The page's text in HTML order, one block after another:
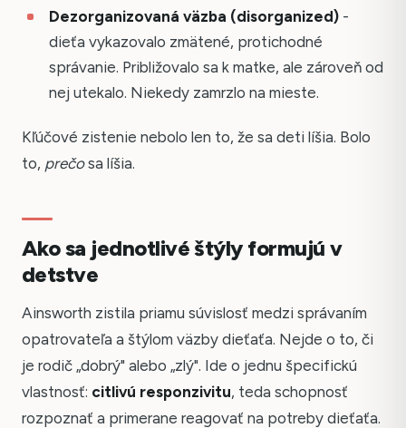
Dezorganizovaná väzba (disorganized)-
dieťa vykazovalo zmätené, protichodné
správanie. Približovalo sa k matke, ale zároveň od
nej utekalo. Niekedy zamrzlo na mieste.
Kľúčové zistenie nebolo len to, že sa deti líšia. Bolo
to, prečosa líšia.
Ako sa jednotlivé štýly formujú v
detstve
Ainsworth zistila priamu súvislosť medzi správaním
opatrovateľa a štýlom väzby dieťaťa. Nejde o to, či
je rodič „dobrý" alebo „zlý". Ide o jednu špecifickú
vlastnosť: citlivú responzivitu, teda schopnosť
rozpoznať a primerane reagovať na potreby dieťaťa.